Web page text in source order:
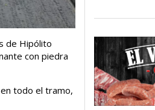
de Hipólito
con piedra
todo el tramo,